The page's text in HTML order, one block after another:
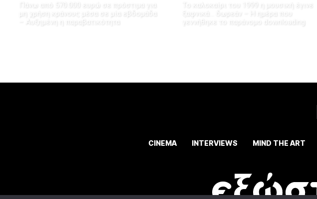
Πάνω από 570.000 ευρώ σε πρόστιμα για
μη χρήση κράνους μέσα σε μία εβδομάδα
– Αυξημένη η παραβατικότητα
Το καλοκαίρι του 1999 η μουσική έγινε
ξαφνικά… δωρεάν – Η ημέρα που
γεννήθηκε το παράνομο downloading
CINEMA INTERVIEWS MIND THE ART